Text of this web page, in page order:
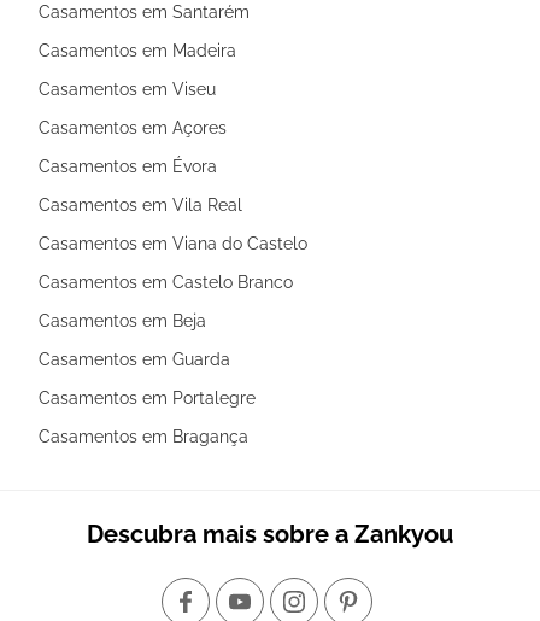
Casamentos em Santarém
Casamentos em Madeira
Casamentos em Viseu
Casamentos em Açores
Casamentos em Évora
Casamentos em Vila Real
Casamentos em Viana do Castelo
Casamentos em Castelo Branco
Casamentos em Beja
Casamentos em Guarda
Casamentos em Portalegre
Casamentos em Bragança
Descubra mais sobre a Zankyou